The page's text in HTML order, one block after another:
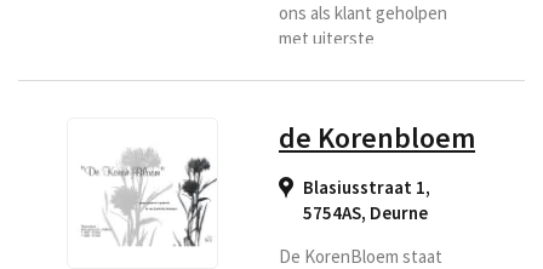
ons als klant geholpen
met uiterste
natuurlijk vindt u bij ons
creativiteit. U kunt uw
in de regio Someren,
Asten.
de Korenbloem
Blasiusstraat 1,
5754AS, Deurne
De KorenBloem staat